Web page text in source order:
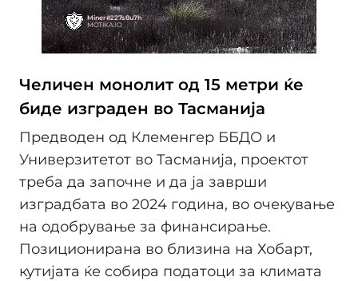
Челичен монолит од 15 метри ќе
биде изграден во Тасманија
Предводен од Клеменгер ББДО и
Универзитетот во Тасманија, проектот
треба да започне и да ја заврши
изградбата во 2024 година, во очекување
на одобрување за финансирање.
Позиционирана во близина на Хобарт,
кутијата ќе собира податоци за климата